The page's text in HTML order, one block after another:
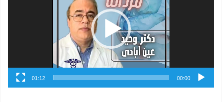
00:00
01:12